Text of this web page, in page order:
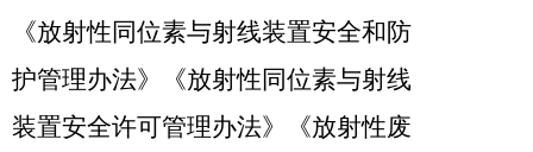
《放射性同位素与射线装置安全和防
护管理办法》《放射性同位素与射线
装置安全许可管理办法》《放射性废